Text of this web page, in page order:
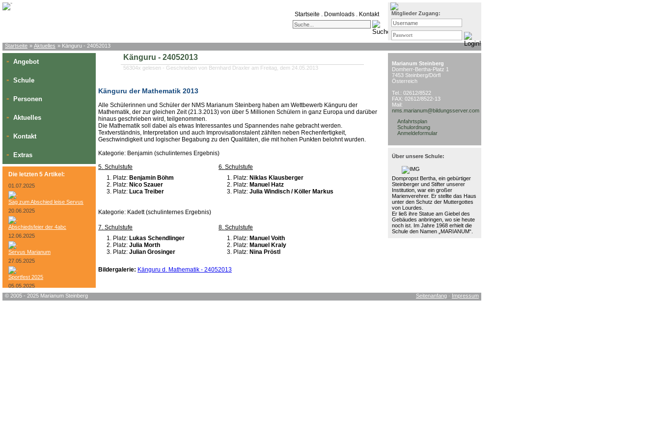
Startseite . Downloads . Kontakt Mitglieder Zugang:
Startseite » Aktuelles » Känguru - 24052013
» Angebot
» Schule
» Personen
» Aktuelles
» Kontakt
» Extras
Die letzten 5 Artikel:
01.07.2025
Sag zum Abschied leise Servus
20.06.2025
Abschiedsfeier der 4abc
12.06.2025
Servus Marianum
27.05.2025
Sportfest 2025
05.05.2025
Bundesheer-Tag
Känguru - 24052013
56304x gelesen - Geschrieben von Bernhard Draxler am Freitag, dem 24.05.2013
Känguru der Mathematik 2013
Alle Schülerinnen und Schüler der NMS Marianum Steinberg haben am Wettbewerb Känguru der
Mathematik, der zur gleichen Zeit (21.3.2013) von über 5 Millionen Schülern in ganz Europa und darüber
hinaus geschrieben wird, teilgenommen.
Die Mathematik soll dabei als etwas Interessantes und Spannendes nahe gebracht werden.
Textverständnis, Interpretation und auch Improvisationstalent zählten neben Rechenfertigkeit,
Geschwindigkeit und logischer Begabung zu den Qualitäten, die mit hohen Punkten belohnt wurden.
Kategorie: Benjamin (schulinternes Ergebnis)
5. Schulstufe
Platz: Benjamin Böhm
Platz: Nico Szauer
Platz: Luca Treiber
6. Schulstufe
Platz: Niklas Klausberger
Platz: Manuel Hatz
Platz: Julia Windisch / Köller Markus
Kategorie: Kadett (schulinternes Ergebnis)
7. Schulstufe
Platz: Lukas Schendlinger
Platz: Julia Morth
Platz: Julian Grosinger
8. Schulstufe
Platz: Manuel Voith
Platz: Manuel Kraly
Platz: Nina Pröstl
Bildergalerie: Känguru d. Mathematik - 24052013
Marianum Steinberg
Domherr-Bertha-Platz 1
7453 Steinberg/Dörfl
Österreich
Tel.: 02612/8522
FAX: 02612/8522-13
Mail:
nms.marianum@bildungsserver.com
Anfahrtsplan
Schulordnung
Anmeldeformular
Über unsere Schule:
Dompropst Bertha, ein gebürtiger
Steinberger und Stifter unserer
Institution, war ein großer
Marienverehrer. Er stellte das Haus
unter den Schutz der Muttergottes
von Lourdes.
Er ließ ihre Statue am Giebel des
Gebäudes anbringen, wo sie heute
noch ist. Im Jahre 1968 erhielt die
Schule den Namen „MARIANUM“.
© 2005 - 2025 Marianum Steinberg Seitenanfang · Impressum